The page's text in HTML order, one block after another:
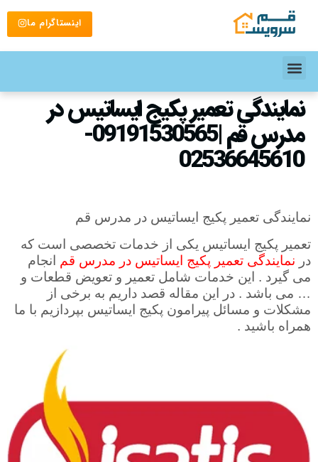
اینستاگرام ما
نمایندگی تعمیر پکیج ایساتیس در
مدرس قم |09191530565-
02536645610
نمایندگی تعمیر پکیج ایساتیس در مدرس قم
تعمیر پکیج ایساتیس یکی از خدمات تخصصی است که
در نمایندگی تعمیر پکیج ایساتیس در مدرس قم انجام
می گیرد . این خدمات شامل تعمیر و تعویض قطعات و
… می باشد . در این مقاله قصد داریم به برخی از
مشکلات و مسائل پیرامون پکیج ایساتیس بپردازیم با ما
همراه باشید .